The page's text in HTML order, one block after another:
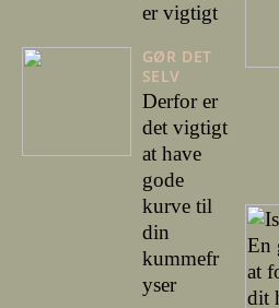
er vigtigt
GØR DET
SELV
Derfor er
det vigtigt
at have
gode
kurve til
din
kummefr
yser